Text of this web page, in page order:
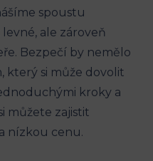
spoustu
ale zároveň
Bezpečí by nemělo
si může dovolit
kroky a
můžete zajistit
nízkou cenu.